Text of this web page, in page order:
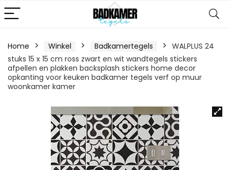
Home Winkel Badkamertegels
WALPLUS 24
stuks 15 x 15 cm ross zwart en wit wandtegels stickers
afpellen en plakken backsplash stickers home decor
opkanting voor keuken badkamer tegels verf op muur
woonkamer kamer